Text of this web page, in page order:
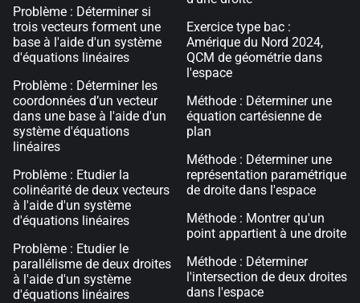
Problème : Déterminer si
trois vecteurs forment une
base à l'aide d'un système
d'équations linéaires
Problème : Déterminer les
coordonnées d’un vecteur
dans une base à l'aide d'un
système d'équations
linéaires
Problème : Etudier la
colinéarité de deux vecteurs
à l'aide d'un système
d'équations linéaires
Problème : Etudier le
parallélisme de deux droites
à l'aide d'un système
d'équations linéaires
Exercice type bac :
Amérique du Nord 2024,
QCM de géométrie dans
l'espace
Méthode : Déterminer une
équation cartésienne de
plan
Méthode : Déterminer une
représentation paramétrique
de droite dans l'espace
Méthode : Montrer qu'un
point appartient à une droite
Méthode : Déterminer
l'intersection de deux droites
dans l'espace